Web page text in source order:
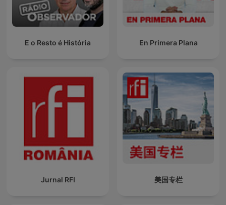
E o Resto é História En Primera Plana
Jurnal RFI 美国专栏